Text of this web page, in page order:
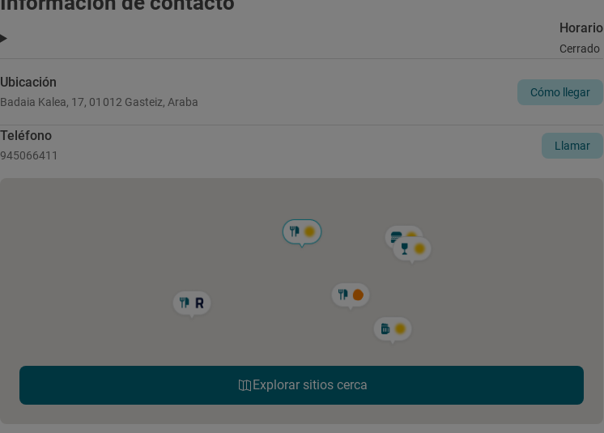
Horario
Cerrado
Ubicación
Badaia Kalea, 17, 01012 Gasteiz, Araba
Cómo llegar
Teléfono
945066411
Llamar
Explorar sitios cerca